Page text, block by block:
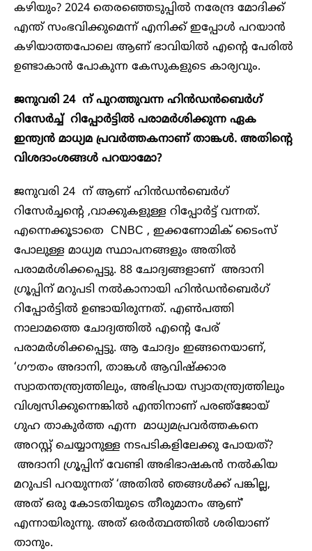
കഴിയും? 2024 തെരഞ്ഞെടുപ്പിൽ നരേന്ദ്ര മോദിക്ക്
എന്ത് സംഭവിക്കുമെന്ന് എനിക്ക് ഇപ്പോൾ പറയാൻ
കഴിയാത്തപോലെ ആണ് ഭാവിയിൽ എന്റെ പേരിൽ
ഉണ്ടാകാൻ പോകുന്ന കേസുകളുടെ കാര്യവും.
ജനുവരി 24 ന് പുറത്തുവന്ന ഹിൻഡൻബെർഗ്
റിസേർച്ച് റിപ്പോർട്ടിൽ പരാമർശിക്കുന്ന ഏക
ഇന്ത്യൻ മാധ്യമ പ്രവർത്തകനാണ് താങ്കൾ. അതിന്റെ
വിശദാംശങ്ങൾ പറയാമോ?
ജനുവരി 24 ന് ആണ് ഹിൻഡൻബെർഗ്
റിസേർച്ചന്റെ ,വാക്കുകളുള്ള റിപ്പോർട്ട് വന്നത്.
എന്നെക്കൂടാതെ CNBC , ഇക്കണോമിക് ടൈംസ്
പോലുള്ള മാധ്യമ സ്ഥാപനങ്ങളും അതിൽ
പരാമർശിക്കപ്പെട്ടു. 88 ചോദ്യങ്ങളാണ് അദാനി ​
ഗ്രൂപ്പിന് മറുപടി നൽകാനായി ഹിൻഡൻബെർഗ്
റിപ്പോർട്ടിൽ ഉണ്ടായിരുന്നത്. എൺപത്തി
നാലാമത്തെ ചോദ്യത്തിൽ എന്റെ പേര്
പരാമർശിക്കപ്പെട്ടു. ആ ചോദ്യം ഇങ്ങനെയാണ്,
‘ഗൗതം അദാനി, താങ്കൾ ആവിഷ്‌ക്കാര
സ്വാതന്തന്ത്ര്യത്തിലും, അഭിപ്രായ സ്വാതന്ത്ര്യത്തിലും
വിശ്വസിക്കുന്നെങ്കിൽ എന്തിനാണ് പരഞ്‌ജോയ്
ഗുഹ താകുർത്ത എന്ന മാധ്യമപ്രവർത്തകനെ
അറസ്റ്റ് ചെയ്യാനുള്ള നടപടികളിലേക്കു പോയത്?
അദാനി ഗ്രൂപ്പിന് വേണ്ടി അഭിഭാഷകൻ നൽകിയ
മറുപടി പറയുന്നത് ‘അതിൽ ഞങ്ങൾക്ക് പങ്കില്ല,
അത് ഒരു കോടതിയുടെ തീരുമാനം ആണ്’
എന്നായിരുന്നു. അത് ഒരർത്ഥത്തിൽ ശരിയാണ്
താനും.